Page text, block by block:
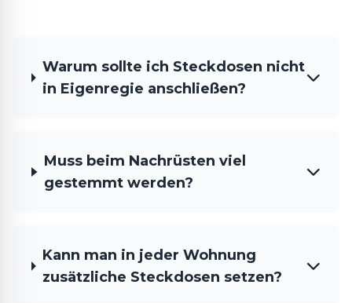
Warum sollte ich Steckdosen nicht
in Eigenregie anschließen?
Muss beim Nachrüsten viel
gestemmt werden?
Kann man in jeder Wohnung
zusätzliche Steckdosen setzen?